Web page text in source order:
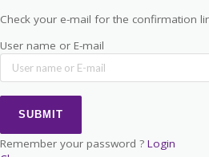
Check your e-mail for the confirmation
User name or E-mail
Remember your password ? Login